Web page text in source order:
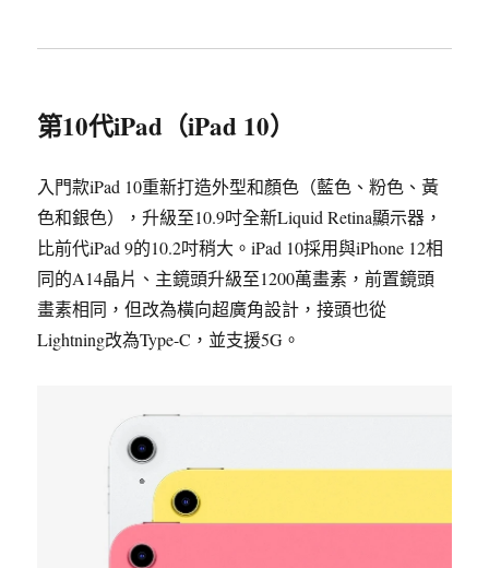
第10代iPad（iPad 10）
入門款iPad 10重新打造外型和顏色（藍色、粉色、黃
色和銀色），升級至10.9吋全新Liquid Retina顯示器，
比前代iPad 9的10.2吋稍大。iPad 10採用與iPhone 12相
同的A14晶片、主鏡頭升級至1200萬畫素，前置鏡頭
畫素相同，但改為橫向超廣角設計，接頭也從
Lightning改為Type-C，並支援5G。